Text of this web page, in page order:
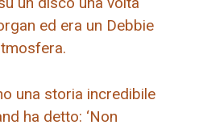
ed era un Debbie
una storia incredibile
ha detto: ‘Non